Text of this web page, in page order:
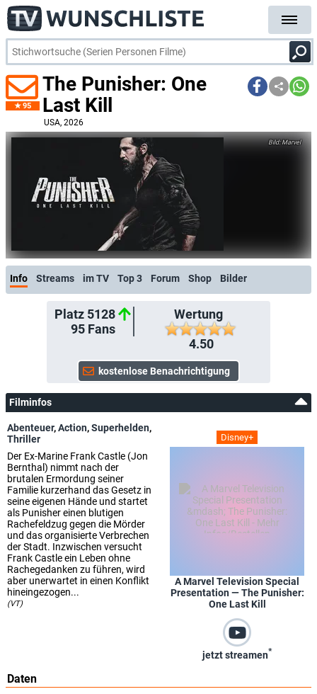
95
The Punisher: One
Last Kill
USA, 2026
Marvel
Info Streams im TV Top 3 Forum Shop Bilder
Platz 5128
95Fans
Wertung
4.50
Filminfos
Disney+
A Marvel Television Special
Presentation — The Punisher:
One Last Kill
jetzt streamen*
Abenteuer,Action,Superhelden,
Thriller
Der Ex-Marine Frank Castle (Jon
Bernthal) nimmt nach der
brutalen Ermordung seiner
Familie kurzerhand das Gesetz in
seine eigenen Hände und startet
als Punisher einen blutigen
Rachefeldzug gegen die Mörder
und das organisierte Verbrechen
der Stadt. Inzwischen versucht
Frank Castle ein Leben ohne
Rachegedanken zu führen, wird
aber unerwartet in einen Konflikt
hineingezogen...
(VT)
Daten